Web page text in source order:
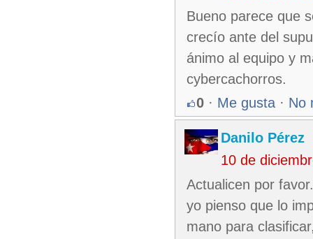
Bueno parece que
crecío ante del
ánimo al equipo y
cybercachorros.
0 · Me gusta · No
Danilo Pérez
10 de
Actualicen por
yo pienso que lo
mano para